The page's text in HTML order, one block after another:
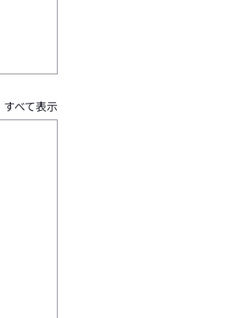
すべて表示